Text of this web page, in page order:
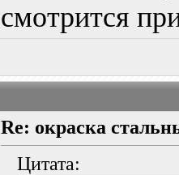
смотрится
Re: окраска
Цитата: